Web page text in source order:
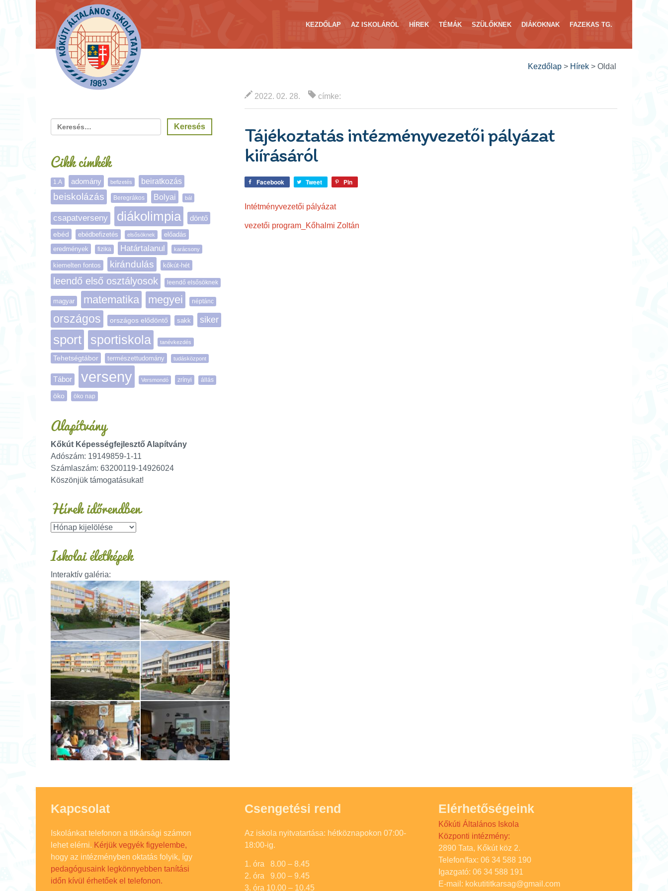
KEZDŐLAP AZ ISKOLÁRÓL HÍREK TÉMÁK SZÜLŐKNEK DIÁKOKNAK FAZEKAS TG.
Kezdőlap > Hírek > Oldal
2022. 02. 28. címke:
Tájékoztatás intézményvezetői pályázat
kiírásáról
Facebook Tweet Pin
Intétményvezetői pályázat
vezetői program_Kőhalmi Zoltán
Cikk címkék
1.A adomány befizetés beiratkozás
beiskolázás Beregrákos Bolyai bál
csapatverseny diákolimpia döntő
ebéd ebédbefizetés elsősöknek
előadás
eredmények
fizika Határtalanul karácsony
kiemelten fontos kirándulás kőkút-hét
leendő első osztályosok leendő elsősöknek
magyar matematika megyei néptánc
országos országos elődöntő sakk siker
sport sportiskola tanévkezdés
Tehetségtábor természettudomány tudásközpont
Tábor verseny Versmondó zrínyi állás
öko öko nap
Alapítvány
Kőkút Képességfejlesztő Alapítvány
Adószám: 19149859-1-11
Számlaszám: 63200119-14926024
Köszönjük támogatásukat!
Hírek időrendben
Iskolai életképek
Interaktív galéria:
Kapcsolat
Iskolánkat telefonon a titkársági számon
lehet elérni. Kérjük vegyék figyelembe,
hogy az intézményben oktatás folyik, így
pedagógusaink legkönnyebben tanítási
időn kívül érhetőek el telefonon.
Csengetési rend
Az iskola nyitvatartása: hétköznapokon 07:00-
18:00-ig.
1. óra 8.00 – 8.45
2. óra 9.00 – 9.45
3. óra 10.00 – 10.45
Elérhetőségeink
Kőkúti Általános Iskola
Központi intézmény:
2890 Tata, Kőkút köz 2.
Telefon/fax: 06 34 588 190
Igazgató: 06 34 588 191
E-mail: kokutititkarsag@gmail.com